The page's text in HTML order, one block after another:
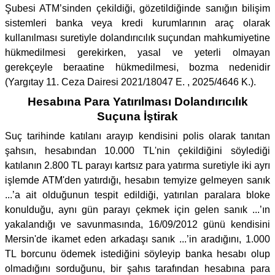
Şubesi ATM’sinden çekildiği, gözetildiğinde sanığın bilişim
sistemleri banka veya kredi kurumlarının araç olarak
kullanılması suretiyle dolandırıcılık suçundan mahkumiyetine
hükmedilmesi gerekirken, yasal ve yeterli olmayan
gerekçeyle beraatine hükmedilmesi, bozma nedenidir
(Yargıtay 11. Ceza Dairesi 2021/18047 E. , 2025/4646 K.).
Hesabına Para Yatırılması Dolandırıcılık
Suçuna İştirak
Suç tarihinde katılanı arayıp kendisini polis olarak tanıtan
şahsın, hesabından 10.000 TL'nin çekildiğini söylediği
katılanın 2.800 TL parayı kartsız para yatırma suretiyle iki ayrı
işlemde ATM'den yatırdığı, hesabın temyize gelmeyen sanık
...’a ait olduğunun tespit edildiği, yatırılan paralara bloke
konulduğu, aynı gün parayı çekmek için gelen sanık ...’ın
yakalandığı ve savunmasında, 16/09/2012 günü kendisini
Mersin'de ikamet eden arkadaşı sanık ...’in aradığını, 1.000
TL borcunu ödemek istediğini söyleyip banka hesabı olup
olmadığını sorduğunu, bir şahıs tarafından hesabına para